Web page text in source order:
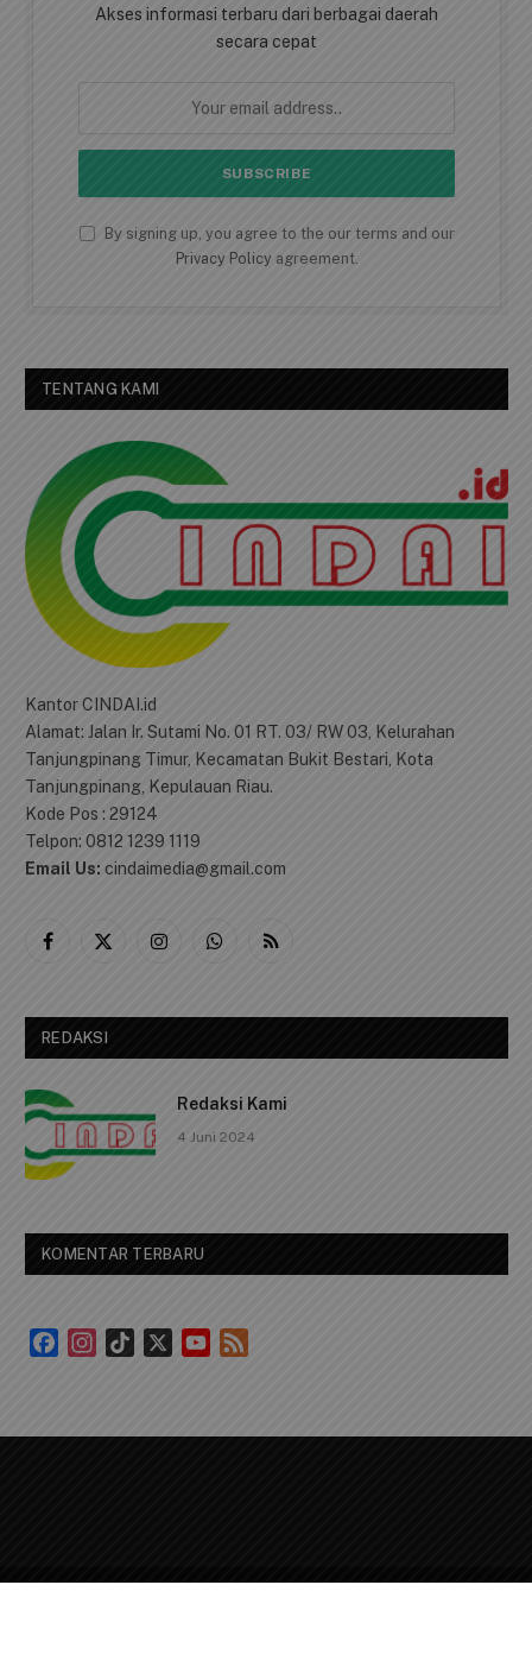
Akses informasi terbaru dari berbagai daerah
secara cepat
By signing up, you agree to the our terms and our
Privacy Policy agreement.
TENTANG KAMI
Kantor CINDAI.id
Alamat: Jalan Ir. Sutami No. 01 RT. 03/ RW 03, Kelurahan
Tanjungpinang Timur, Kecamatan Bukit Bestari, Kota
Tanjungpinang, Kepulauan Riau.
Kode Pos : 29124
Telpon: 0812 1239 1119
Email Us: cindaimedia@gmail.com
Facebook
X
InstagramWhatsApp
RSS
REDAKSI
Redaksi Kami
4 Juni 2024
KOMENTAR TERBARU
FacebookInstagram
TikTok
YouTube